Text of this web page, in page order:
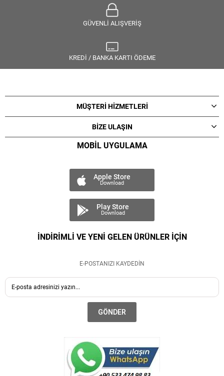
GÜVENLİ ALIŞVERİŞ
KREDİ / BANKA KARTI ÖDEME
MÜŞTERİ HİZMETLERİ
BİZE ULAŞIN
MOBİL UYGULAMA
Apple Store
Download
Play Store
Download
İNDİRİMLİ VE YENİ GELEN ÜRÜNLER İÇİN
E-POSTANIZI KAYDEDİN
GÖNDER